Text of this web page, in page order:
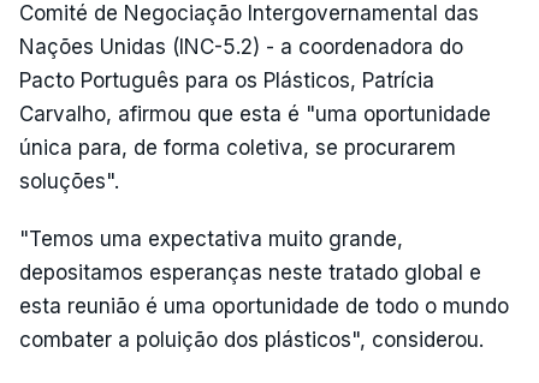
Comité de Negociação Intergovernamental das
Nações Unidas (INC-5.2) - a coordenadora do
Pacto Português para os Plásticos, Patrícia
Carvalho, afirmou que esta é "uma oportunidade
única para, de forma coletiva, se procurarem
soluções".
"Temos uma expectativa muito grande,
depositamos esperanças neste tratado global e
esta reunião é uma oportunidade de todo o mundo
combater a poluição dos plásticos", considerou.